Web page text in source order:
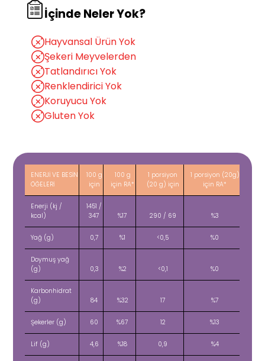
İçinde Neler Yok?
Hayvansal Ürün Yok
Şekeri Meyvelerden
Tatlandırıcı Yok
Renklendirici Yok
Koruyucu Yok
Gluten Yok
ENERJİ VE BESİN
ÖĞELERİ
100 g
için
100 g
için RA*
1 porsiyon
(20 g) için
1 porsiyon (20g)
için RA*
Enerji (kj /
kcal)
1451 /
347
%17 290 / 69 %3
Yağ (g) 0,7 %1 <0,5 %0
Doymuş yağ
(g)
0,3 %2 <0,1 %0
Karbonhidrat
(g)
84 %32 17 %7
Şekerler (g) 60 %67 12 %13
Lif (g) 4,6 %18 0,9 %4